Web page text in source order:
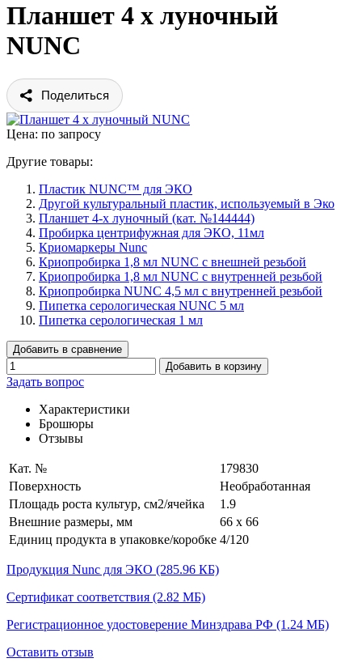
Планшет 4 х луночный
NUNC
Поделиться
Цена: по запросу
Другие товары:
Пластик NUNC™ для ЭКО
Другой культуральный пластик, используемый в Эко
Планшет 4-х луночный (кат. №144444)
Пробирка центрифужная для ЭКО, 11мл
Криомаркеры Nunc
Криопробирка 1,8 мл NUNC с внешней резьбой
Криопробирка 1,8 мл NUNC с внутренней резьбой
Криопробирка NUNC 4,5 мл с внутренней резьбой
Пипетка серологическая NUNC 5 мл
Пипетка серологическая 1 мл
Добавить в сравнение
Добавить в корзину
Задать вопрос
Характеристики
Брошюры
Отзывы
Кат. №
179830
Поверхность
Необработанная
Площадь роста культур, см2/ячейка
1.9
Внешние размеры, мм
66 x 66
Единиц продукта в упаковке/коробке 4/120
Продукция Nunc для ЭКО (285.96 КБ)
Сертификат соответствия (2.82 МБ)
Регистрационное удостоверение Минздрава РФ (1.24 МБ)
Оставить отзыв